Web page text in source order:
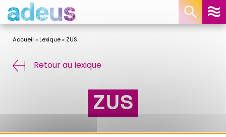
Accueil »Lexique» ZUS
Retour au lexique
ZUS
Panneau de gestion des cookies